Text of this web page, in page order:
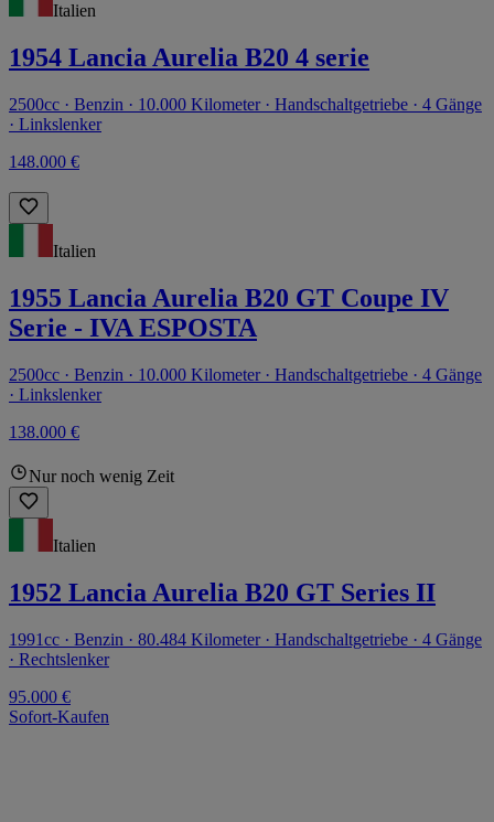
Italien
1954 Lancia Aurelia B20 4 serie
2500cc · Benzin · 10.000 Kilometer · Handschaltgetriebe · 4 Gänge
· Linkslenker
148.000 €
Italien
1955 Lancia Aurelia B20 GT Coupe IV
Serie - IVA ESPOSTA
2500cc · Benzin · 10.000 Kilometer · Handschaltgetriebe · 4 Gänge
· Linkslenker
138.000 €
Nur noch wenig Zeit
Italien
1952 Lancia Aurelia B20 GT Series II
1991cc · Benzin · 80.484 Kilometer · Handschaltgetriebe · 4 Gänge
· Rechtslenker
95.000 €
Sofort-Kaufen